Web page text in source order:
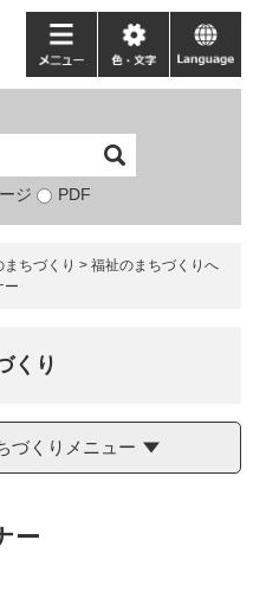
ジ PDF
メ
ニ
ー
色・
文
language
ちづくり > 福祉のまちづくりへ
ー
くり
づくりメニュー
ー